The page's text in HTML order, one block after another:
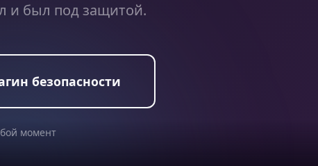
и был под защитой.
безопасности
момент